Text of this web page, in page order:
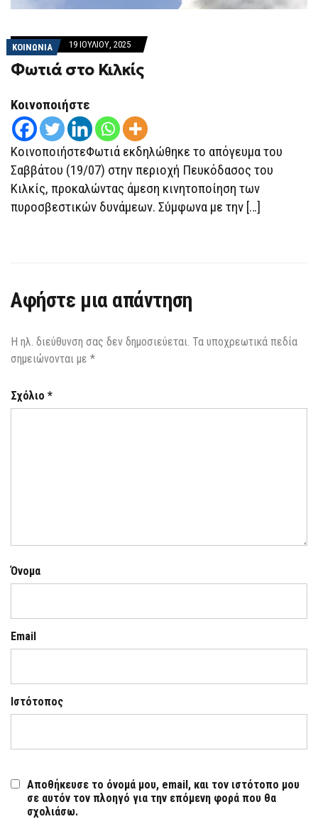
ΚΟΙΝΩΝΙΑ 19 ΙΟΥΛΊΟΥ, 2025
Φωτιά στο Κιλκίς
Κοινοποιήστε
ΚοινοποιήστεΦωτιά εκδηλώθηκε το απόγευμα του
Σαββάτου (19/07) στην περιοχή Πευκόδασος του
Κιλκίς, προκαλώντας άμεση κινητοποίηση των
πυροσβεστικών δυνάμεων. Σύμφωνα με την […]
Αφήστε μια απάντηση
Η ηλ. διεύθυνση σας δεν δημοσιεύεται. Τα υποχρεωτικά πεδία
σημειώνονται με *
Σχόλιο *
Όνομα
Email
Ιστότοπος
Αποθήκευσε το όνομά μου, email, και τον ιστότοπο μου
σε αυτόν τον πλοηγό για την επόμενη φορά που θα
σχολιάσω.